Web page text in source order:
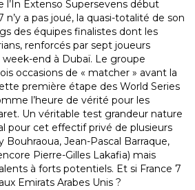
l’In Extenso Supersevens début
n’y a pas joué, la quasi-totalité de son
des équipes finalistes dont les
renforcés par sept joueurs
end à Dubaï. Le groupe
occasions de « matcher » avant la
première étape des World Series
l’heure de vérité pour les
Un véritable test grandeur nature
pour cet effectif privé de plusieurs
Bouhraoua, Jean-Pascal Barraque,
Pierre-Gilles Lakafia) mais
à forts potentiels. Et si France 7
Emirats Arabes Unis ?